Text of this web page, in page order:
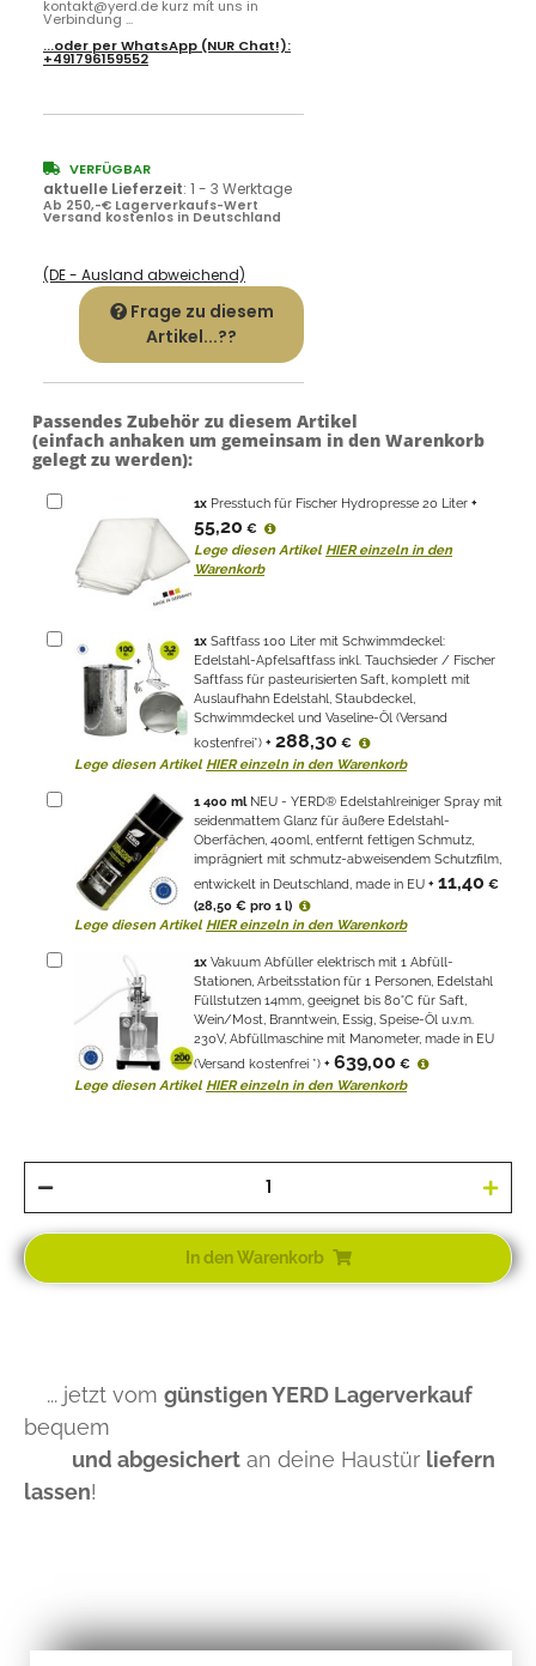
kontakt@yerd.de kurz mit uns in
Verbindung ...
...oder perWhatsApp (NUR Chat!):
+491796159552
VERFÜGBAR
aktuelle Lieferzeit: 1 - 3 Werktage
Ab 250,-€ Lagerverkaufs-Wert
Versand kostenlos in Deutschland
(DE - Ausland abweichend)
Frage zu diesem
Artikel...??
Passendes Zubehör zu diesem Artikel
(einfach anhaken um gemeinsam in den Warenkorb
gelegt zu werden):
1x Presstuch für Fischer Hydropresse 20 Liter +
55,20 €
Lege diesen Artikel HIER einzeln in den
Warenkorb
1x Saftfass 100 Liter mit Schwimmdeckel:
Edelstahl-Apfelsaftfass inkl. Tauchsieder / Fischer
Saftfass für pasteurisierten Saft, komplett mit
Auslaufhahn Edelstahl, Staubdeckel,
Schwimmdeckel und Vaseline-Öl (Versand
kostenfrei*) + 288,30 €
Lege diesen Artikel HIER einzeln in den Warenkorb
1400 ml NEU - YERD® Edelstahlreiniger Spray mit
seidenmattem Glanz für äußere Edelstahl-
Oberfächen, 400ml, entfernt fettigen Schmutz,
imprägniert mit schmutz-abweisendem Schutzfilm,
entwickelt in Deutschland, made in EU + 11,40 €
(28,50 € pro 1 l)
Lege diesen Artikel HIER einzeln in den Warenkorb
1x Vakuum Abfüller elektrisch mit 1 Abfüll-
Stationen, Arbeitsstation für 1 Personen, Edelstahl
Füllstutzen 14mm, geeignet bis 80°C für Saft,
Wein/Most, Branntwein, Essig, Speise-Öl u.v.m.
230V, Abfüllmaschine mit Manometer, made in EU
(Versand kostenfrei *) + 639,00 €
Lege diesen Artikel HIER einzeln in den Warenkorb
In den Warenkorb
... jetzt vom günstigen YERD Lagerverkauf
bequem
und abgesichert an deine Haustür liefern
lassen!